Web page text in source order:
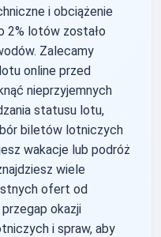
i obciążenie
2% lotów zostało
Zalecamy
online przed
nieprzyjemnych
statusu lotu,
biletów lotniczych
wakacje lub podróż
wiele
ofert od
okazji
i spraw, aby